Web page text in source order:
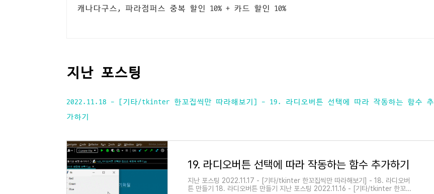
캐나다구스, 파라점퍼스 중복 할인 10% + 카드 할인 10%
지난 포스팅
2022.11.18 - [기타/tkinter 한꼬집씩만 따라해보기] - 19. 라디오버튼 선택에 따라 작동하는 함수 추
가하기
19. 라디오버튼 선택에 따라 작동하는 함수 추가하기
지난 포스팅 2022.11.17 - [기타/tkinter 한꼬집씩만 따라해보기] - 18. 라디오버
튼 만들기 18. 라디오버튼 만들기 지난 포스팅 2022.11.16 - [기타/tkinter 한꼬집